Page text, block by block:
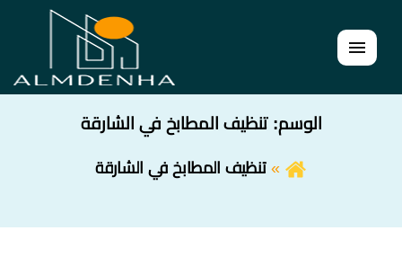
القائمة
الوسم:تنظيف المطابخ في الشارقة
تنظيف المطابخ في الشارقة